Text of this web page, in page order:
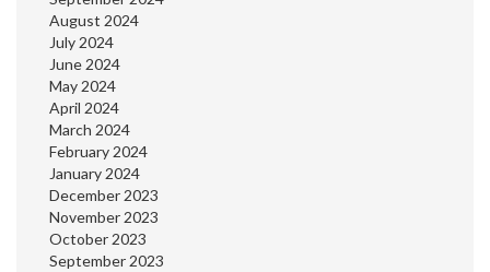
August 2024
July 2024
June 2024
May 2024
April 2024
March 2024
February 2024
January 2024
December 2023
November 2023
October 2023
September 2023